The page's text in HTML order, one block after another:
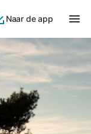
Naar de app